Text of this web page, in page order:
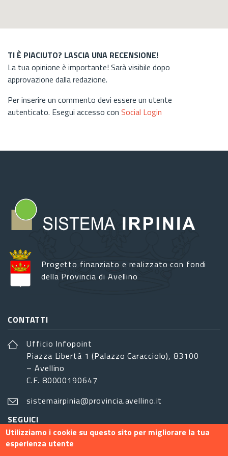
TI È PIACIUTO? LASCIA UNA RECENSIONE!
La tua opinione è importante! Sarà visibile dopo
approvazione dalla redazione.
Per inserire un commento devi essere un utente
autenticato. Esegui accesso con Social Login
Progetto finanziato e realizzato con fondi
della Provincia di Avellino
CONTATTI
Ufficio Infopoint
Piazza Libertá 1 (Palazzo Caracciolo), 83100
– Avellino
C.F. 80000190647
sistemairpinia@provincia.avellino.it
SEGUICI
Utilizziamo i cookie su questo sito per migliorare la tua
esperienza utente